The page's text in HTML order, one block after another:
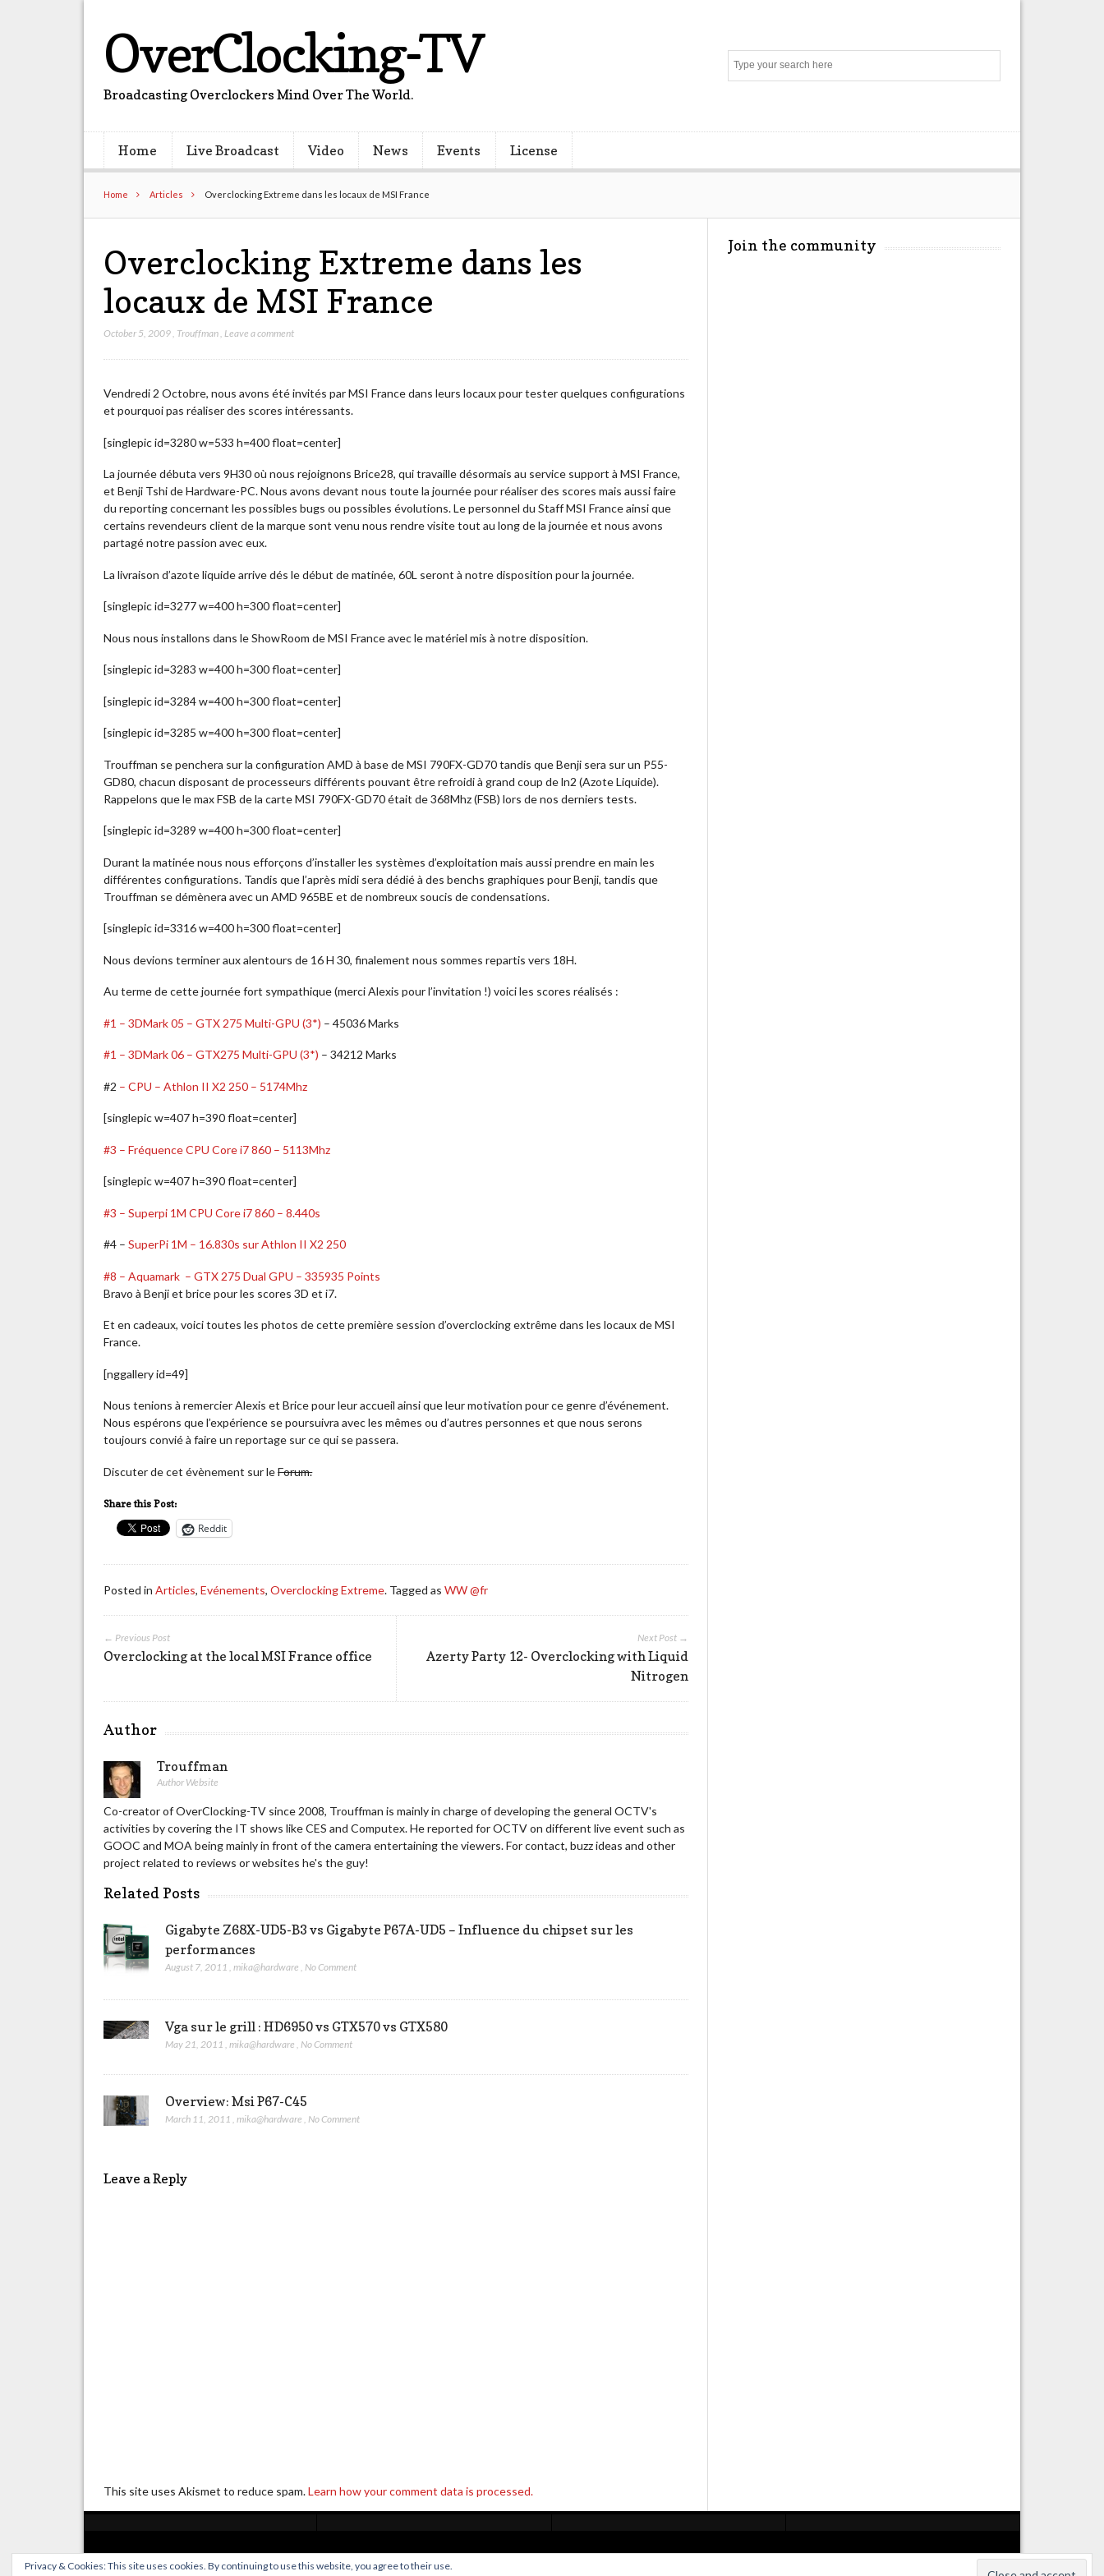
OverClocking-TV
Broadcasting Overclockers Mind Over The World.
Home Live Broadcast Video News Events License
Home Articles Overclocking Extreme dans les locaux de MSI France
Overclocking Extreme dans les
locaux de MSI France
October 5, 2009 Trouffman Leave a comment
Vendredi 2 Octobre, nous avons été invités par MSI France dans leurs locaux pour tester quelques configurations
et pourquoi pas réaliser des scores intéressants.
[singlepic id=3280 w=533 h=400 float=center]
La journée débuta vers 9H30 où nous rejoignons Brice28, qui travaille désormais au service support à MSI France,
et Benji Tshi de Hardware-PC. Nous avons devant nous toute la journée pour réaliser des scores mais aussi faire
du reporting concernant les possibles bugs ou possibles évolutions. Le personnel du Staff MSI France ainsi que
certains revendeurs client de la marque sont venu nous rendre visite tout au long de la journée et nous avons
partagé notre passion avec eux.
La livraison d’azote liquide arrive dés le début de matinée, 60L seront à notre disposition pour la journée.
[singlepic id=3277 w=400 h=300 float=center]
Nous nous installons dans le ShowRoom de MSI France avec le matériel mis à notre disposition.
[singlepic id=3283 w=400 h=300 float=center]
[singlepic id=3284 w=400 h=300 float=center]
[singlepic id=3285 w=400 h=300 float=center]
Trouffman se penchera sur la configuration AMD à base de MSI 790FX-GD70 tandis que Benji sera sur un P55-
GD80, chacun disposant de processeurs différents pouvant être refroidi à grand coup de ln2 (Azote Liquide).
Rappelons que le max FSB de la carte MSI 790FX-GD70 était de 368Mhz (FSB) lors de nos derniers tests.
[singlepic id=3289 w=400 h=300 float=center]
Durant la matinée nous nous efforçons d’installer les systèmes d’exploitation mais aussi prendre en main les
différentes configurations. Tandis que l’après midi sera dédié à des benchs graphiques pour Benji, tandis que
Trouffman se démènera avec un AMD 965BE et de nombreux soucis de condensations.
[singlepic id=3316 w=400 h=300 float=center]
Nous devions terminer aux alentours de 16 H 30, finalement nous sommes repartis vers 18H.
Au terme de cette journée fort sympathique (merci Alexis pour l’invitation !) voici les scores réalisés :
#1 – 3DMark 05 – GTX 275 Multi-GPU (3*) – 45036 Marks
#1 – 3DMark 06 – GTX275 Multi-GPU (3*) – 34212 Marks
#2 – CPU – Athlon II X2 250 – 5174Mhz
[singlepic w=407 h=390 float=center]
#3 – Fréquence CPU Core i7 860 – 5113Mhz
[singlepic w=407 h=390 float=center]
#3 – Superpi 1M CPU Core i7 860 – 8.440s
#4 –SuperPi 1M – 16.830s sur Athlon II X2 250
#8 – Aquamark – GTX 275 Dual GPU – 335935 Points
Bravo à Benji et brice pour les scores 3D et i7.
Et en cadeaux, voici toutes les photos de cette première session d’overclocking extrême dans les locaux de MSI
France.
[nggallery id=49]
Nous tenions à remercier Alexis et Brice pour leur accueil ainsi que leur motivation pour ce genre d’événement.
Nous espérons que l’expérience se poursuivra avec les mêmes ou d’autres personnes et que nous serons
toujours convié à faire un reportage sur ce qui se passera.
Discuter de cet évènement sur leForum.
Share this Post:
Reddit
Posted inArticles,Evénements,Overclocking Extreme. Tagged asWW @fr
Next Post →
Azerty Party 12- Overclocking with Liquid
Nitrogen
← Previous Post
Overclocking at the local MSI France office
Author
Trouffman
Author Website
Co-creator of OverClocking-TV since 2008, Trouffman is mainly in charge of developing the general OCTV's
activities by covering the IT shows like CES and Computex. He reported for OCTV on different live event such as
GOOC and MOA being mainly in front of the camera entertaining the viewers. For contact, buzz ideas and other
project related to reviews or websites he's the guy!
Related Posts
Gigabyte Z68X-UD5-B3 vs Gigabyte P67A-UD5 – Influence du chipset sur les
performances
August 7, 2011 ,mika@hardware ,No Comment
Vga sur le grill : HD6950 vs GTX570 vs GTX580
May 21, 2011 ,mika@hardware No Comment
Overview: Msi P67-C45
March 11, 2011 ,mika@hardware No Comment
Leave a Reply
This site uses Akismet to reduce spam.Learn how your comment data is processed.
Join the community
Home
Privacy & Cookies: This site uses cookies. By continuing to use this website, you agree to their use.